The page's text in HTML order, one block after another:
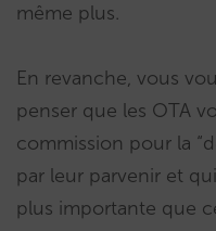
même plus.
En revanche, vous
penser que les OTA
commission pour la
par leur parvenir et
plus importante que